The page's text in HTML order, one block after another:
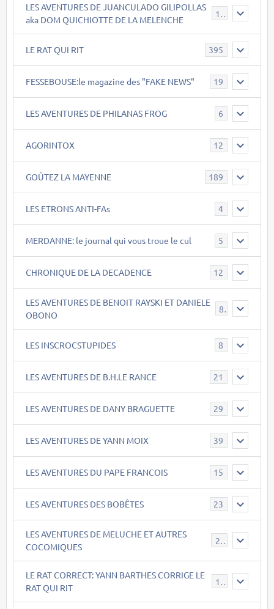
LES AVENTURES DE JUANCULADO GILIPOLLAS
aka DOM QUICHIOTTE DE LA MELENCHE
119
LE RAT QUI RIT 395
FESSEBOUSE:le magazine des "FAKE NEWS" 19
LES AVENTURES DE PHILANAS FROG 6
AGORINTOX 12
GOÛTEZ LA MAYENNE 189
LES ETRONS ANTI-FAs 4
MERDANNE: le journal qui vous troue le cul 5
CHRONIQUE DE LA DECADENCE 12
LES AVENTURES DE BENOIT RAYSKI ET DANIELE
OBONO
8
LES INSCROCSTUPIDES 8
LES AVENTURES DE B.H.LE RANCE 21
LES AVENTURES DE DANY BRAGUETTE 29
LES AVENTURES DE YANN MOIX 39
LES AVENTURES DU PAPE FRANCOIS 15
LES AVENTURES DES BOBÊTES 23
LES AVENTURES DE MELUCHE ET AUTRES
COCOMIQUES
22
LE RAT CORRECT: YANN BARTHES CORRIGE LE
RAT QUI RIT
15